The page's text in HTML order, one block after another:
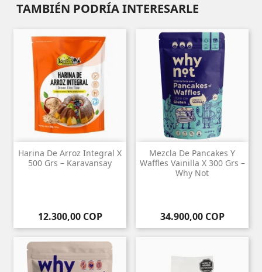
TAMBIÉN PODRÍA INTERESARLE
Harina De Arroz Integral X
500 Grs – Karavansay
Precio
12.300,00 COP
Mezcla De Pancakes Y
Waffles Vainilla X 300 Grs –
Why Not
Precio
34.900,00 COP